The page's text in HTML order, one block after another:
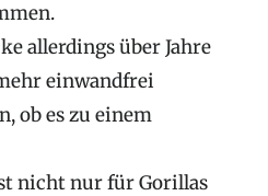
allerdings über Jahre
einwandfrei
ob es zu einem
nicht nur für Gorillas